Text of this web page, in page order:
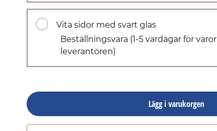
Vita sidor med svart glas
Beställningsvara (1-5 vardagar för
leverantören)
Lägg i varukorgen